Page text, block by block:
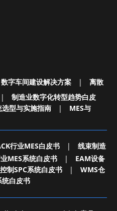
数字车间建设解决方案 |
离散
|
制造业数字化转型趋势白皮
选型与实施指南 |
MES与
行业MES白皮书 |
线束制造
MES系统白皮书 |
EAM设备
制SPC系统白皮书 |
WMS仓
白皮书